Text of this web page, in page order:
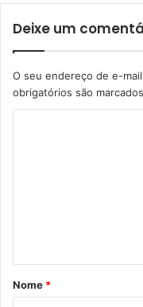
Deixe um
O seu endereço de e-
obrigatórios são
Nome *